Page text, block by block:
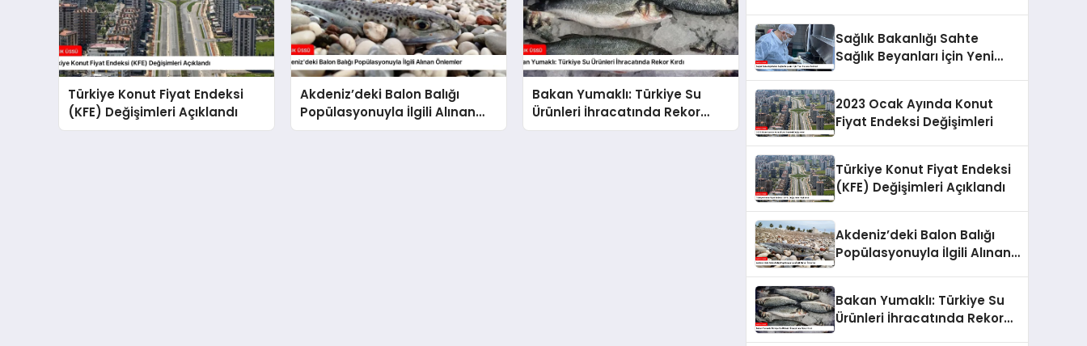
Türkiye Konut Fiyat Endeksi
(KFE) Değişimleri Açıklandı
Akdeniz’deki Balon Balığı
Popülasyonuyla İlgili Alınan
Önlemler
Bakan Yumaklı: Türkiye Su
Ürünleri İhracatında Rekor
Kırdı
Sağlık Bakanlığı Sahte
Sağlık Beyanları İçin Yeni
2023 Ocak Ayında Konut
Fiyat Endeksi Değişimleri
Türkiye Konut Fiyat Endeksi
(KFE) Değişimleri Açıklandı
Akdeniz’deki Balon Balığı
Popülasyonuyla İlgili Alınan
Bakan Yumaklı: Türkiye Su
Ürünleri İhracatında Rekor